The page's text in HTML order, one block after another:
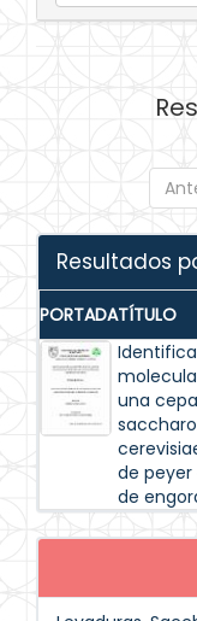
Resultados
PORTADATÍTULO
una
de peyer
de